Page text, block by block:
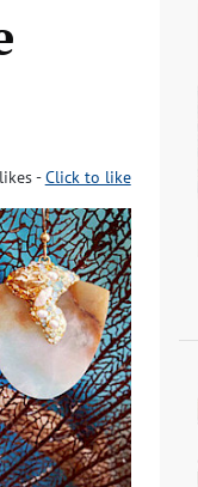
likes-Click to like